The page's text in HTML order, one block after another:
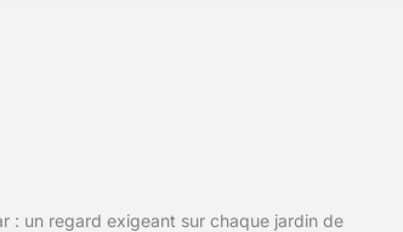
: un regard exigeant sur chaque jardin de